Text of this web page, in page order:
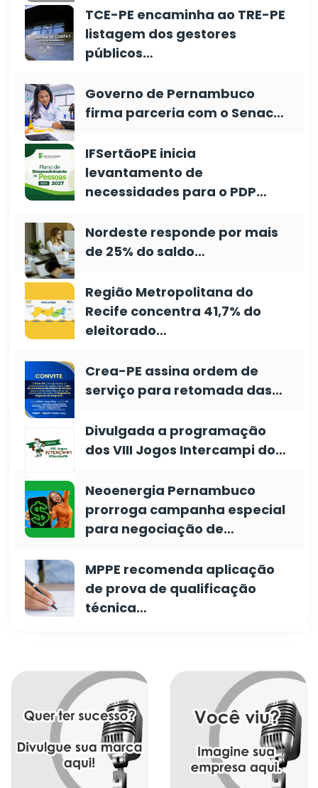
TCE-PE encaminha ao TRE-PE
listagem dos gestores
públicos…
Governo de Pernambuco
firma parceria com o Senac…
IFSertãoPE inicia
levantamento de
necessidades para o PDP…
Nordeste responde por mais
de 25% do saldo…
Região Metropolitana do
Recife concentra 41,7% do
eleitorado…
Crea-PE assina ordem de
serviço para retomada das…
Divulgada a programação
dos VIII Jogos Intercampi do…
Neoenergia Pernambuco
prorroga campanha especial
para negociação de…
MPPE recomenda aplicação
de prova de qualificação
técnica…